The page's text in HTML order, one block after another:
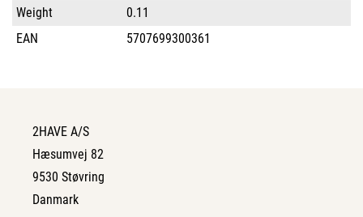
Weight
0.11
EAN
5707699300361
2HAVE A/S
Hæsumvej 82
9530 Støvring
Danmark